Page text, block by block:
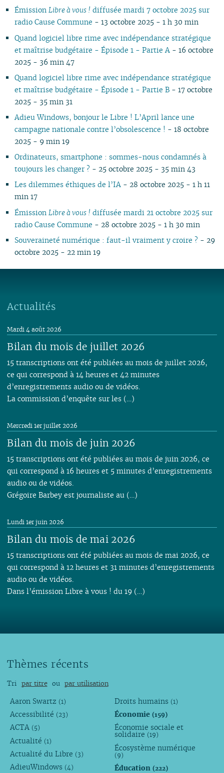
01
01
01
01
01
01
01
01
02
02
01
Émission Libre à vous ! diffusée mardi 7 octobre 2025 sur
radio Cause Commune - 13 octobre 2025 - 1 h 30 min
Quand logiciel libre rime avec indépendance stratégique
et maîtrise budgétaire - Épisode 1 - Partie A - 16 octobre
2025 - 36 min 47
Quand logiciel libre rime avec indépendance stratégique
et maîtrise budgétaire - Épisode 1 - Partie B- 17 octobre
2025 - 35 min 31
Adieu Windows, bonjour le Libre ! L’April lance une
campagne nationale contre l’obsolescence ! - 18 octobre
2025 - 9 min 19
Ordinateurs, smartphone : sommes-nous condamnés à
toujours les changer ? - 25 octobre 2025 - 35 min 43
Les dilemmes éthiques de l’IA- 28 octobre 2025 - 1 h 11
min 17
Émission Libre à vous ! diffusée mardi 21 octobre 2025 sur
radio Cause Commune - 28 octobre 2025 - 1 h 30 min
Souveraineté numérique : faut-il vraiment y croire ? - 29
octobre 2025 - 22 min 19
Actualités
Bilan du mois de juillet 2026
Mardi 4 août 2026
15 transcriptions ont été publiées au mois de juillet 2026,
ce qui correspond à 14 heures et 42 minutes
d’enregistrements audio ou de vidéos.
La commission d’enquête sur les (…)
Bilan du mois de juin 2026
Mercredi 1er juillet 2026
15 transcriptions ont été publiées au mois de juin 2026, ce
qui correspond à 16 heures et 5 minutes d’enregistrements
audio ou de vidéos.
Grégoire Barbey est journaliste au (…)
Bilan du mois de mai 2026
Lundi 1er juin 2026
15 transcriptions ont été publiées au mois de mai 2026, ce
qui correspond à 12 heures et 31 minutes d’enregistrements
audio ou de vidéos.
Dans l’émission Libre à vous ! du 19 (…)
Thèmes récents
Tri par titre ou par utilisation
Aaron Swartz (1)
Accessibilité (23)
ACTA (5)
Actualité (1)
Actualité du Libre (3)
AdieuWindows (4)
Droits humains (1)
Économie(159)
Économie sociale et
solidaire (19)
Écosystème numérique
(9)
Éducation(222)